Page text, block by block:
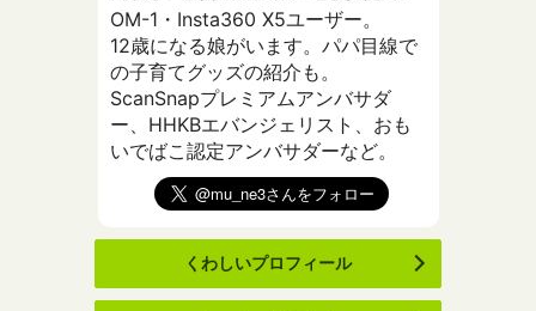
OM-1・Insta360 X5ユーザー。
12歳になる娘がいます。パパ目線で
の子育てグッズの紹介も。
ScanSnapプレミアムアンバサダ
ー、HHKBエバンジェリスト、おも
いでばこ認定アンバサダーなど。
くわしいプロフィール